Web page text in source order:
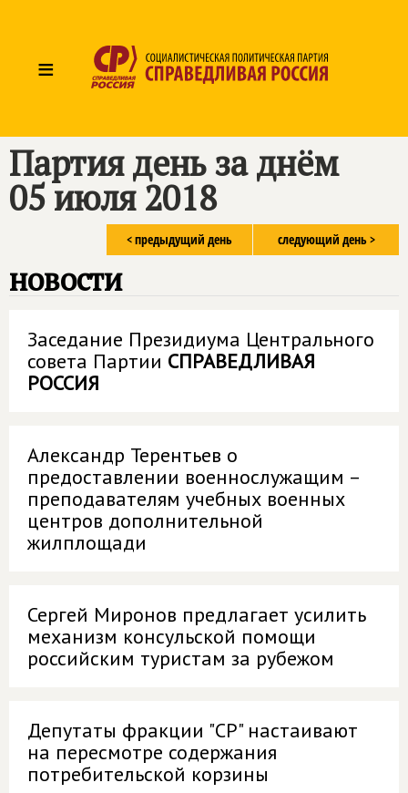
≡
Партия день за днём
05 июля 2018
следующий день >
< предыдущий день
новости
Заседание Президиума Центрального
совета Партии СПРАВЕДЛИВАЯ
РОССИЯ
Александр Терентьев о
предоставлении военнослужащим –
преподавателям учебных военных
центров дополнительной
жилплощади
Сергей Миронов предлагает усилить
механизм консульской помощи
российским туристам за рубежом
Депутаты фракции "СР" настаивают
на пересмотре содержания
потребительской корзины